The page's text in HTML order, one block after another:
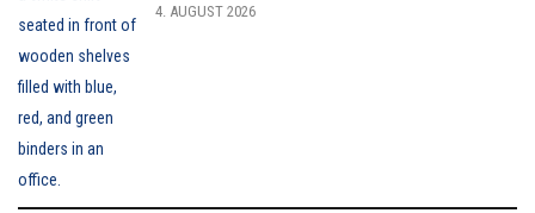
4. AUGUST 2026